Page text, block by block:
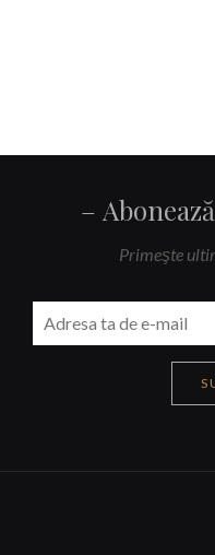
Primeşte